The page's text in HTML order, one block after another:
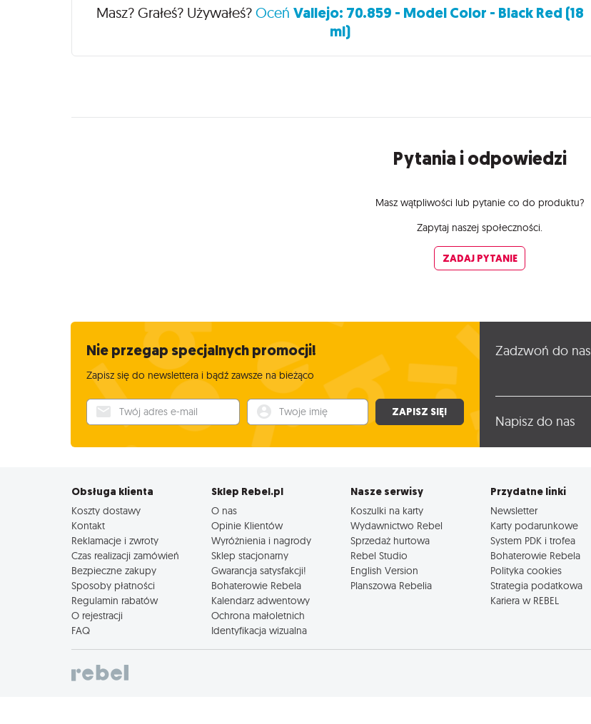
Masz? Grałeś? Używałeś? Oceń Vallejo: 70.859 - Model Color - Black Red (18
ml)
Pytania i odpowiedzi
Masz wątpliwości lub pytanie co do produktu?
Zapytaj naszej społeczności.
ZADAJ PYTANIE
Nie przegap specjalnych promocji!
Zapisz się do newslettera i bądź zawsze na bieżąco
Twój adres e-mail Twoje imię ZAPISZ SIĘ!
Zadzwoń do nas
Napisz do nas
Obsługa klienta
Koszty dostawy
Kontakt
Reklamacje i zwroty
Czas realizacji zamówień
Bezpieczne zakupy
Sposoby płatności
Regulamin rabatów
O rejestracji
FAQ
Sklep Rebel.pl
O nas
Opinie Klientów
Wyróżnienia i nagrody
Sklep stacjonarny
Gwarancja satysfakcji!
Bohaterowie Rebela
Kalendarz adwentowy
Ochrona małoletnich
Identyfikacja wizualna
Nasze serwisy
Koszulki na karty
Wydawnictwo Rebel
Sprzedaż hurtowa
Rebel Studio
English Version
Planszowa Rebelia
Przydatne linki
Newsletter
Karty podarunkowe
System PDK i trofea
Bohaterowie Rebela
Polityka cookies
Strategia podatkowa
Kariera w REBEL